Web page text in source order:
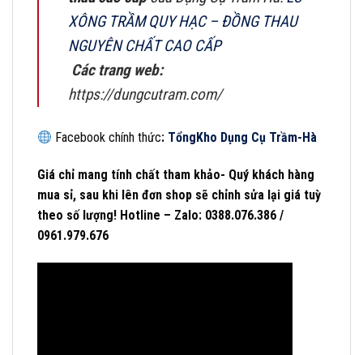
XÔNG TRẦM QUY HẠC – ĐỒNG THAU
NGUYÊN CHẤT CAO CẤP
Các trang web:
https://dungcutram.com/
Facebook chính thức: Tổng Kho Dụng Cụ Trầm-Hà
Giá chỉ mang tính chất tham khảo- Quý khách hàng
mua sỉ, sau khi lên đơn shop sẽ chỉnh sửa lại giá tuỳ
theo số lượng! Hotline – Zalo: 0388.076.386 /
0961.979.676